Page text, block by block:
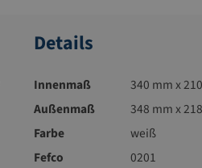
Details
Innenmaß
340 mm x
Außenmaß
348 mm x
Farbe
weiß
Fefco
0201